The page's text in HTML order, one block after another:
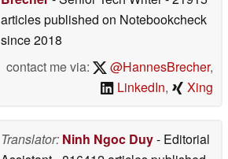
articles published on Notebookcheck
since 2018
contact me via:
@HannesBrecher,
LinkedIn, Xing
Translator: Ninh Ngoc Duy- Editorial